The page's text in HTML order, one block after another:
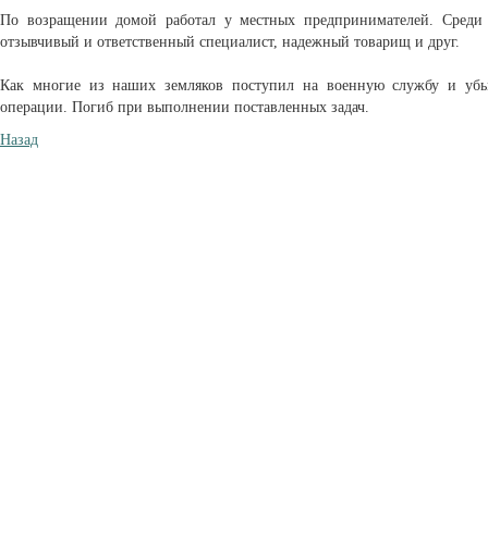
По возращении домой работал у местных предпринимателей. Среди
отзывчивый и ответственный специалист, надежный товарищ и друг.
Как многие из наших земляков поступил на военную службу и
операции. Погиб при выполнении поставленных задач.
Назад